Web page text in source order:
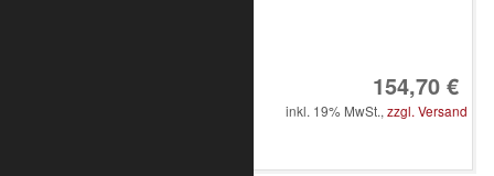
154,70 €
inkl. 19% MwSt., zzgl. Versand